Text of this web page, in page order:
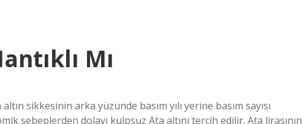
Mı
sikkesinin arka yüzünde basım yılı yerine basım sayısı
sebeplerden dolayı kulpsuz Ata altını tercih edilir. Ata lirasının